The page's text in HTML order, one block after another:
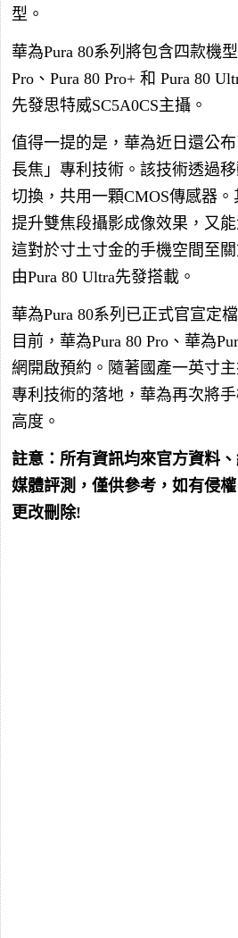
型。
華為Pura 80系列將包含四款機
Pro、Pura 80 Pro+ 和 Pura 80
先發思特威SC5A0CS主攝。
值得一提的是，華為近日還公
長焦」專利技術。該技術透過
切換，共用一顆CMOS傳感器
提升雙焦段攝影成像效果，又
這對於寸土寸金的手機空間至
由Pura 80 Ultra先發搭載。
華為Pura 80系列已正式官宣定
目前，華為Pura 80 Pro、華為
網開啟預約。隨著國產一英寸
專利技術的落地，華為再次將
高度。
註意：所有資訊均來官方資料
媒體評測，僅供參考，如有侵
更改刪除!